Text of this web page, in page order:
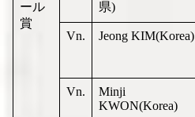
ール
賞
県)
Vn. Jeong KIM(Korea)
Vn.
Minji
KWON(Korea)